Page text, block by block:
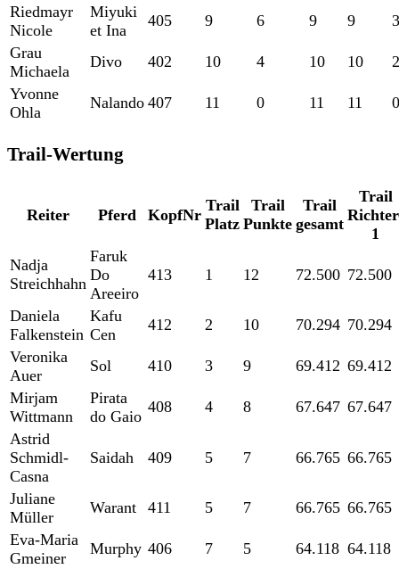
Riedmayr
Nicole
Miyuki
et Ina
405 9 6 9 9
3
Grau
Michaela
Divo 402 10 4 10 10
2
Yvonne
Ohla
Nalando 407 11 0 11 11 0
Trail-Wertung
Reiter Pferd KopfNr
Trail
Platz
Trail
Punkte
Trail
gesamt
Trail
1
Nadja
Streichhahn
Faruk
Do
Areeiro
413 1 12 72.500 72.500
Daniela
Falkenstein
Kafu
Cen
412 2 10 70.294 70.294
Veronika
Auer
Sol 410 3 9 69.412 69.412
Mirjam
Wittmann
Pirata
do Gaio
408 4 8 67.647 67.647
Astrid
Schmidl-
Casna
Saidah 409 5 7 66.765 66.765
Juliane
Müller
Warant 411 5 7 66.765 66.765
Eva-Maria
Gmeiner
Murphy 406 7 5 64.118 64.118